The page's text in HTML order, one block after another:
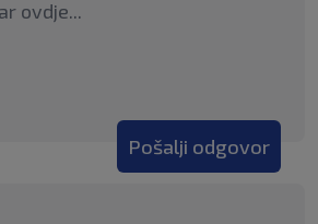
Pošalji odgovor